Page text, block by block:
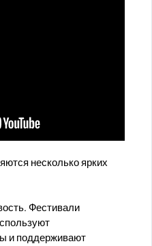
несколько ярких
Фестивали
и поддерживают